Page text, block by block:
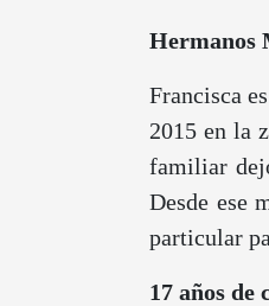
Hermanos
Francisca
2015 en la
familiar
Desde ese
particular
17 años de